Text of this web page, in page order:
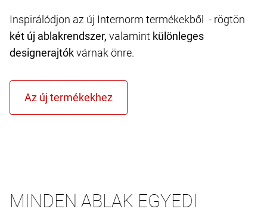
Inspirálódjon az új Internorm termékekből - rögtön
két új ablakrendszer, valamint különleges
designerajtókvárnak önre.
MINDEN ABLAK EGYEDI